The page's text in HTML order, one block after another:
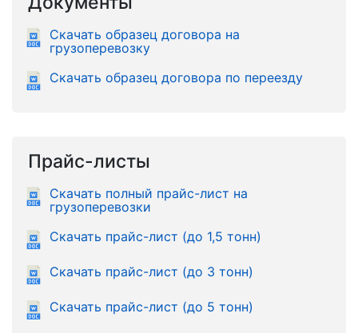
Скачать образец договора на
грузоперевозку
Скачать образец договора по переезду
Прайс-листы
Скачать полный прайс-лист на
грузоперевозки
Скачать прайс-лист (до 1,5 тонн)
Скачать прайс-лист (до 3 тонн)
Скачать прайс-лист (до 5 тонн)